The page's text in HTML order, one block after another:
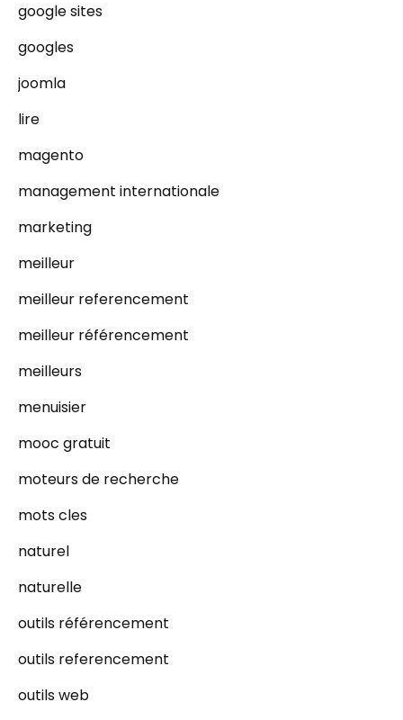
google sites
googles
joomla
lire
magento
management internationale
marketing
meilleur
meilleur referencement
meilleur référencement
meilleurs
menuisier
mooc gratuit
moteurs de recherche
mots cles
naturel
naturelle
outils référencement
outils referencement
outils web